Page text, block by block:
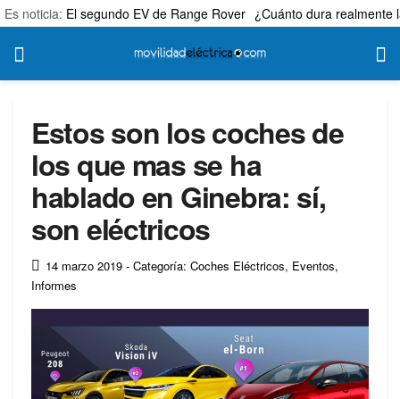
Es noticia: El segundo EV de Range Rover ¿Cuánto dura realmente
Estos son los coches de
los que mas se ha
hablado en Ginebra: sí,
son eléctricos
14 marzo 2019 - Categoría: Coches Eléctricos, Eventos,
Informes